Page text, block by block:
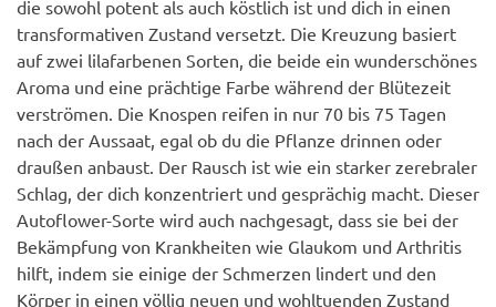
transformativen Zustand versetzt. Die Kreuzung basiert
auf zwei lilafarbenen Sorten, die beide ein wunderschönes
Aroma und eine prächtige Farbe während der Blütezeit
verströmen. Die Knospen reifen in nur 70 bis 75 Tagen
nach der Aussaat, egal ob du die Pflanze drinnen oder
draußen anbaust. Der Rausch ist wie ein starker zerebraler
Schlag, der dich konzentriert und gesprächig macht. Dieser
Autoflower-Sorte wird auch nachgesagt, dass sie bei der
Bekämpfung von Krankheiten wie Glaukom und Arthritis
hilft, indem sie einige der Schmerzen lindert und den
Körper in einen völlig neuen und wohltuenden Zustand